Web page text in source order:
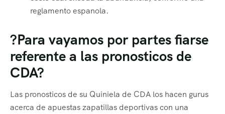
reglamento espanola.
?Para vayamos por partes fiarse
referente a las pronosticos de
CDA?
Las pronosticos de su Quiniela de CDA los hacen gurus
acerca de apuestas zapatillas deportivas con una